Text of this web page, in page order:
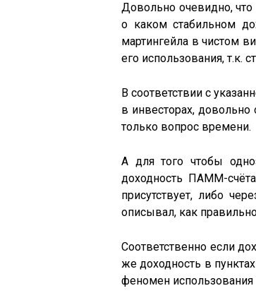
Довольно очевидно, что
о каком стабильном
мартингейла в чистом
его использования, т.к.
В соответствии с
в инвесторах, довольно
только вопрос времени.
А для того чтобы
доходность ПАММ-
присутствует, либо
описывал, как
Соответственно если
же доходность в
феномен использования